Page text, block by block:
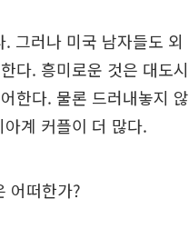
그러나 미국 남자들도 외
다. 흥미로운 것은 대도시
한다. 물론 드러내놓지 않
계 커플이 더 많다.
어떠한가?